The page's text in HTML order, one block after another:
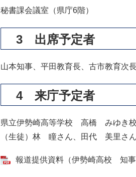
秘書課会議室（県庁6階）
3 出席予定者
山本知事、平田教育長、古市教育次
4 来庁予定者
県立伊勢崎高等学校 高橋 みゆき
（生徒）林 瞳さん、田代 美里さん
報道提供資料（伊勢崎高校 知事